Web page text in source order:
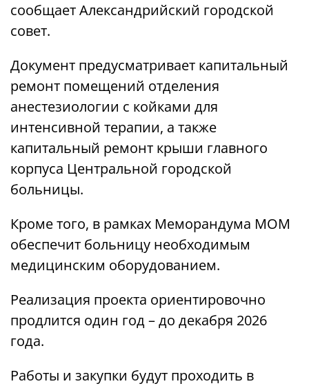
сообщает Александрийский городской
совет.
Документ предусматривает капитальный
ремонт помещений отделения
анестезиологии с койками для
интенсивной терапии, а также
капитальный ремонт крыши главного
корпуса Центральной городской
больницы.
Кроме того, в рамках Меморандума МОМ
обеспечит больницу необходимым
медицинским оборудованием.
Реализация проекта ориентировочно
продлится один год – до декабря 2026
года.
Работы и закупки будут проходить в